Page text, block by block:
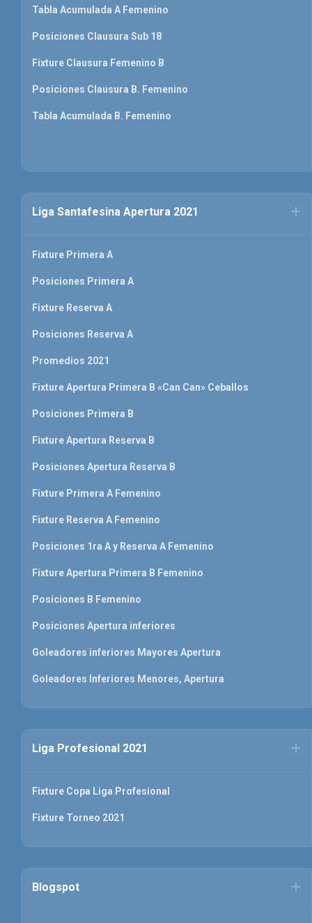
Tabla Acumulada A Femenino
Posiciones Clausura Sub 18
Fixture Clausura Femenino B
Posiciones Clausura B. Femenino
Tabla Acumulada B. Femenino
Liga Santafesina Apertura 2021
Fixture Primera A
Posiciones Primera A
Fixture Reserva A
Posiciones Reserva A
Promedios 2021
Fixture Apertura Primera B «Can Can» Ceballos
Posiciones Primera B
Fixture Apertura Reserva B
Posiciones Apertura Reserva B
Fixture Primera A Femenino
Fixture Reserva A Femenino
Posiciones 1ra A y Reserva A Femenino
Fixture Apertura Primera B Femenino
Posiciones B Femenino
Posiciones Apertura inferiores
Goleadores inferiores Mayores Apertura
Goleadores Inferiores Menores, Apertura
Liga Profesional 2021
Fixture Copa Liga Profesional
Fixture Torneo 2021
Blogspot